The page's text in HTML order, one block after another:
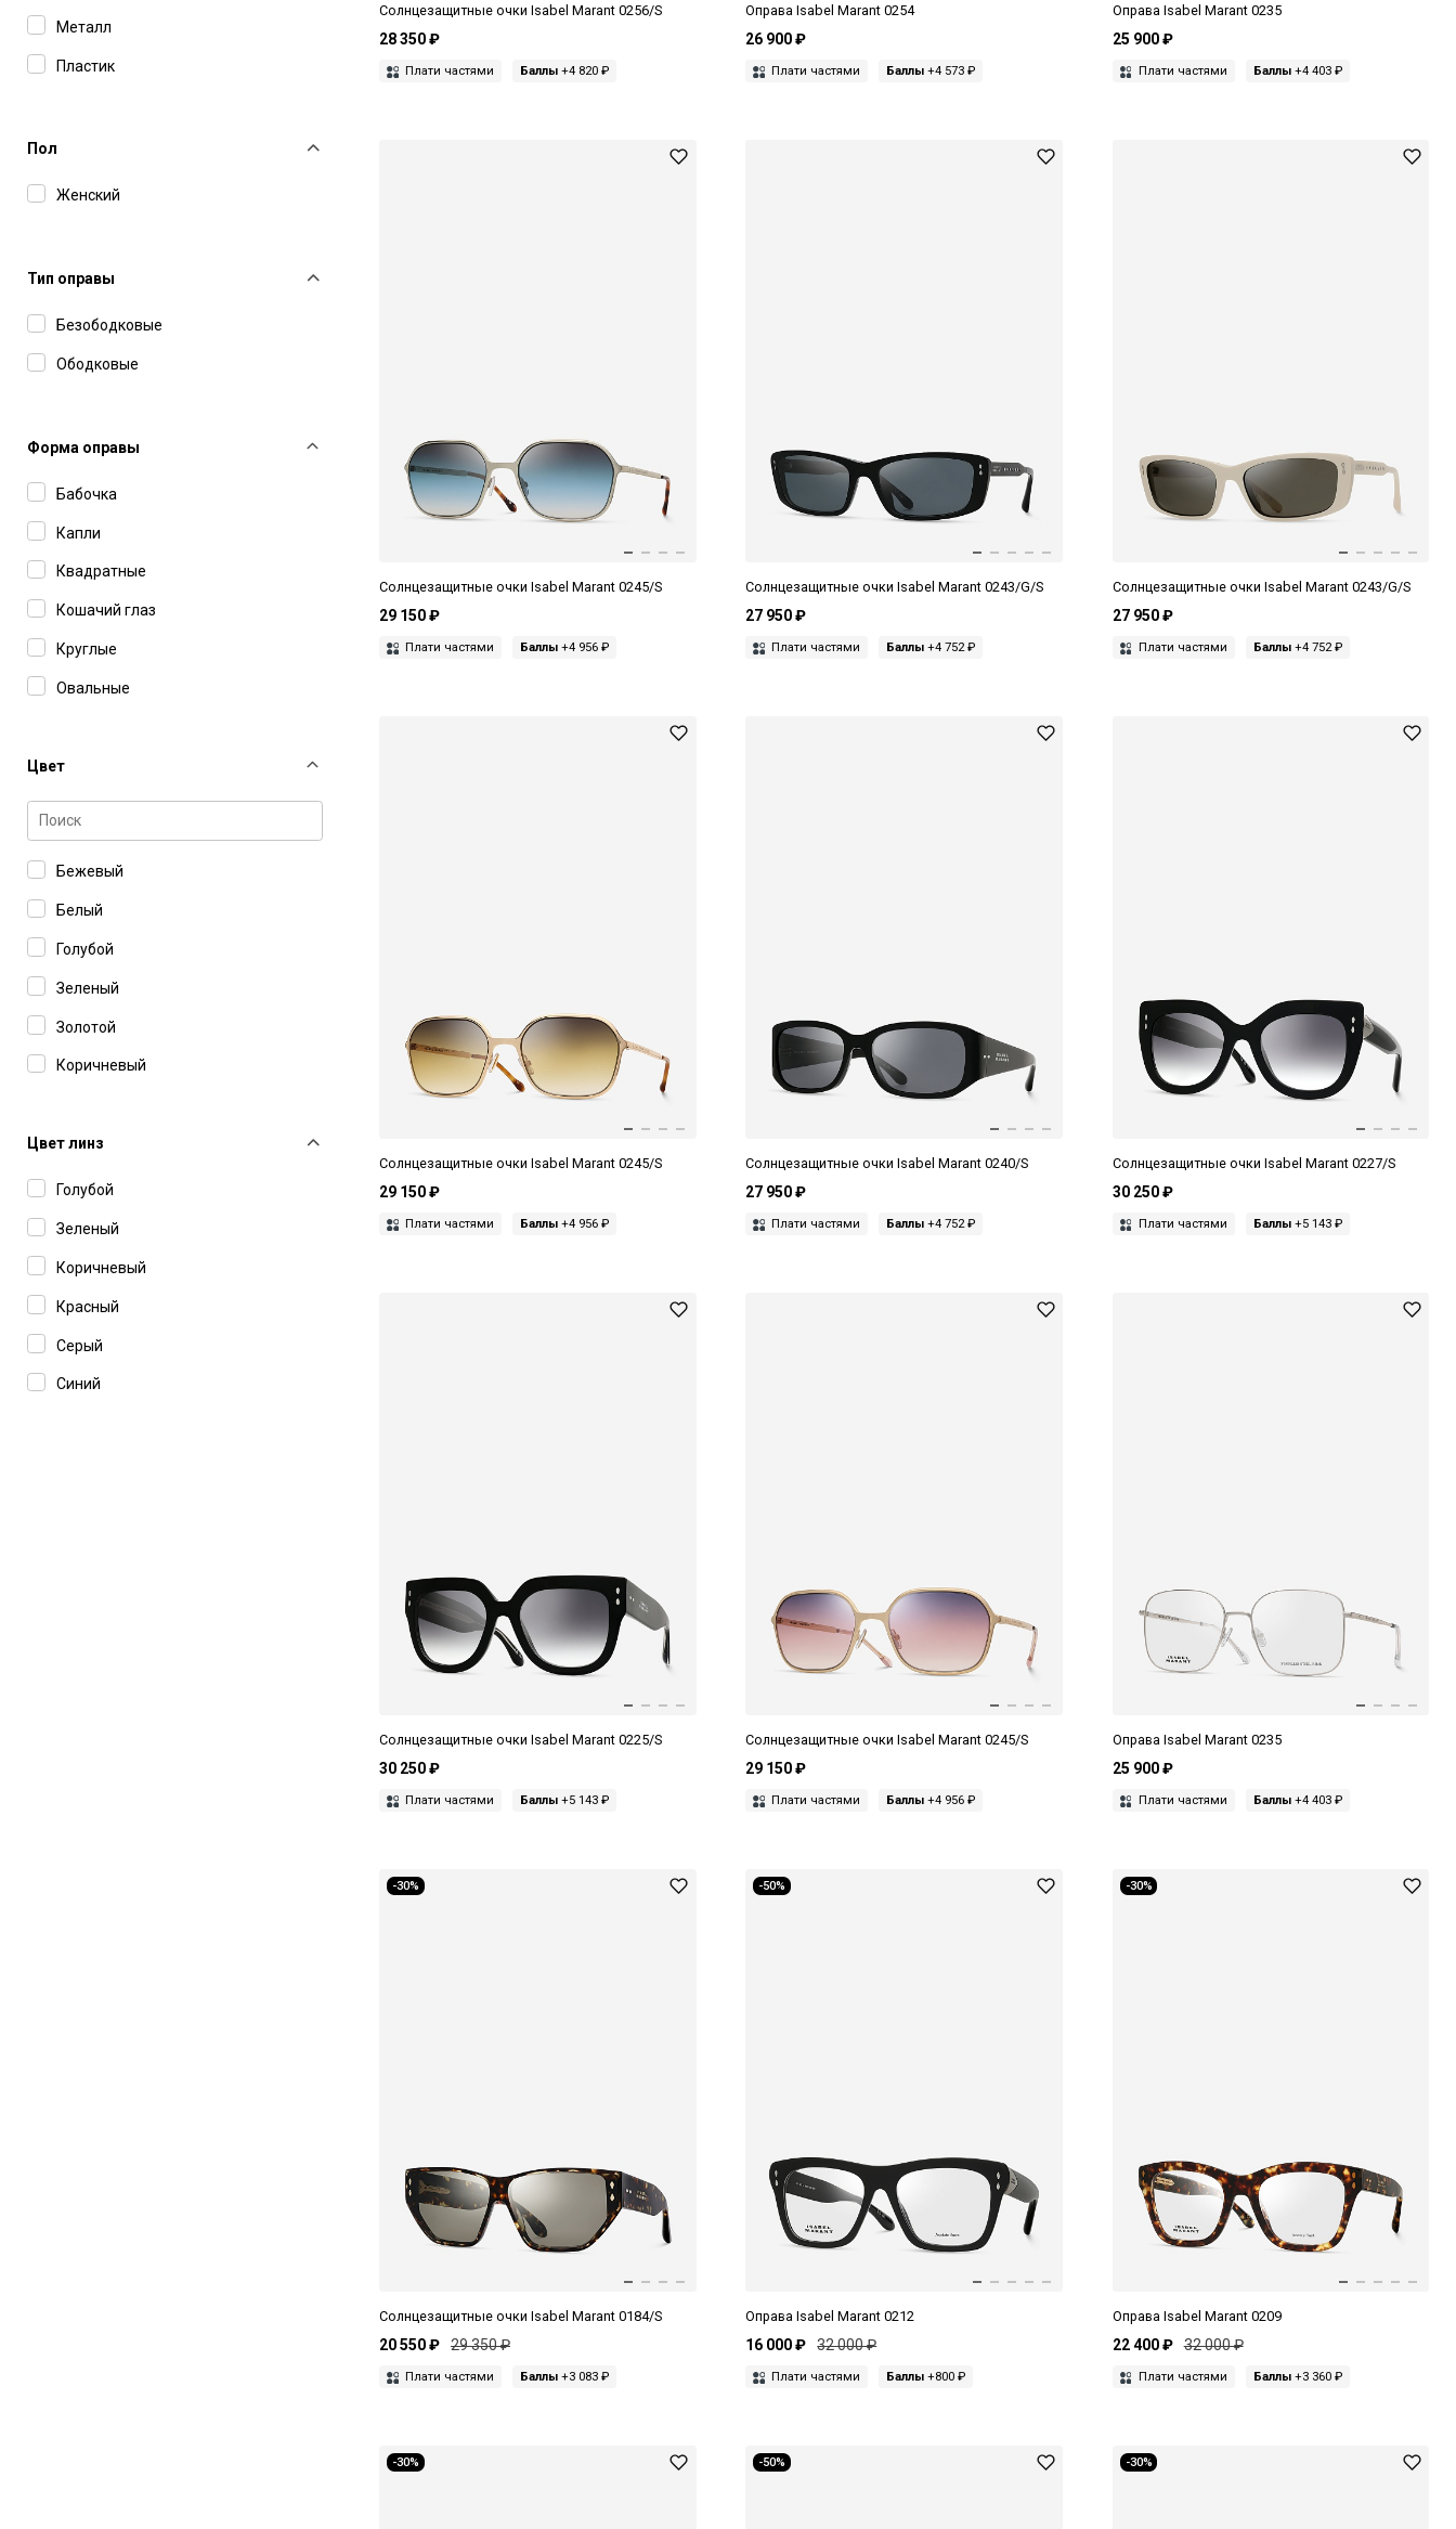
Металл
Пластик
Пол
Женский
Тип оправы
Безободковые
Ободковые
Форма оправы
Бабочка
Капли
Квадратные
Кошачий глаз
Круглые
Овальные
Цвет
Бежевый
Белый
Голубой
Зеленый
Золотой
Коричневый
Серебряный
Серый
Синий
Фиолетовый
Черный
Цвет линз
Голубой
Зеленый
Коричневый
Красный
Серый
Синий
Солнцезащитные очки Isabel Marant 0256/S
28 350 ₽
Плати частями Баллы +4 820 ₽
Оправа Isabel Marant 0254
26 900 ₽
Плати частями Баллы +4 573 ₽
Оправа Isabel Marant 0235
25 900 ₽
Плати частями Баллы+4 403 ₽
Солнцезащитные очки Isabel Marant 0245/S
29 150 ₽
Плати частями Баллы +4 956 ₽
Солнцезащитные очки Isabel Marant 0243/G/S
27 950 ₽
Плати частями Баллы +4 752 ₽
Солнцезащитные очки Isabel Marant 0243/G/S
27 950 ₽
Плати частями Баллы+4 752 ₽
Солнцезащитные очки Isabel Marant 0245/S
29 150 ₽
Плати частями Баллы +4 956 ₽
Солнцезащитные очки Isabel Marant 0240/S
27 950 ₽
Плати частями Баллы +4 752 ₽
Солнцезащитные очки Isabel Marant 0227/S
30 250 ₽
Плати частями Баллы+5 143 ₽
Солнцезащитные очки Isabel Marant 0225/S
30 250 ₽
Плати частями Баллы +5 143 ₽
Солнцезащитные очки Isabel Marant 0245/S
29 150 ₽
Плати частями Баллы +4 956 ₽
Оправа Isabel Marant 0235
25 900 ₽
Плати частями Баллы+4 403 ₽
-30%
Солнцезащитные очки Isabel Marant 0184/S
20 550 ₽ 29 350 ₽
Плати частями Баллы +3 083 ₽
-50%
Оправа Isabel Marant 0212
16 000 ₽ 32 000 ₽
Плати частями Баллы +800 ₽
-30%
Оправа Isabel Marant 0209
22 400 ₽ 32 000 ₽
Плати частями Баллы+3 360 ₽
-30% -50% -30%